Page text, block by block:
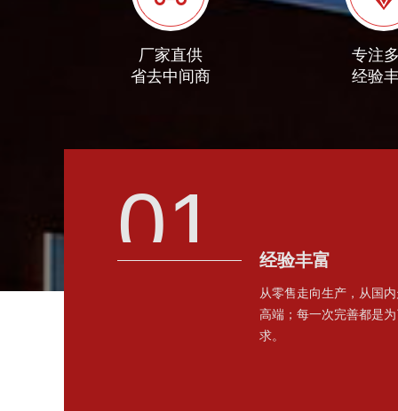
厂家直供
省去中间商
专注
经验
01 经验丰富
从零售走向生产，从国
高端；每一次完善都是
求。